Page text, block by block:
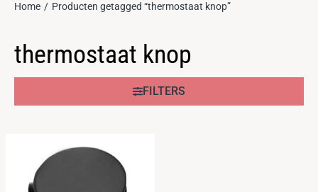
Je bent hier:
Home Producten getagged “thermostaat knop”
thermostaat knop
FILTERS